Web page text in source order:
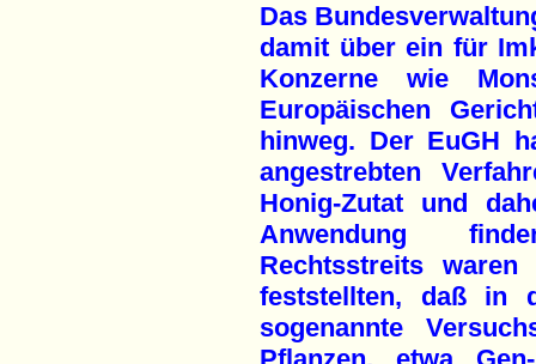
Das
damit über ein für
Konzerne wie
Europäischen
hinweg. Der EuGH
angestrebten
Honig-Zutat und
Anwendung
Rechtsstreits
feststellten, daß in
sogenannte